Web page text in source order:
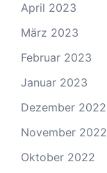
April 2023
März 2023
Februar 2023
Januar 2023
Dezember 2022
November 2022
Oktober 2022